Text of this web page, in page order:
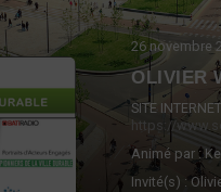
26 novembre
OLIVIER
SITE
https://
Animé par :
Invité(s) :